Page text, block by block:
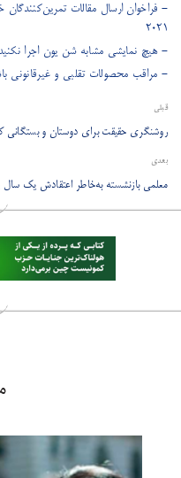
- فراخوان ارسال مقالات تمرین‌کنندگان
2021
- هیچ نمایشی مشابه شن یون اجرا نکنید
- مراقب محصولات تقلبی و غیرقانونی
قبلی
روشنگری حقیقت برای دوستان و بستگانی
بعدی
معلمی بازنشسته به‌خاطر اعتقادش یک